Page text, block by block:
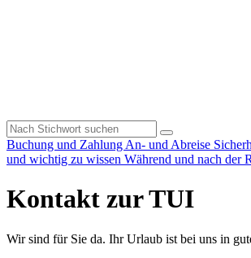
Buchung und Zahlung An- und Abreise
und wichtig zu wissen Während und nach der
Kontakt zur TUI
Wir sind für Sie da. Ihr Urlaub ist bei uns in